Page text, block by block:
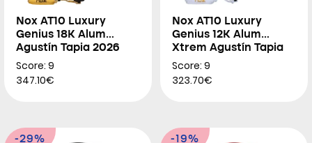
Nox AT10 Luxury
Genius 18K Alum
Agustín Tapia 2026
Score: 9
347.10€
Nox AT10 Luxury
Genius 12K Alum
Xtrem Agustín Tapia
2026
Score: 9
323.70€
-29% -19%